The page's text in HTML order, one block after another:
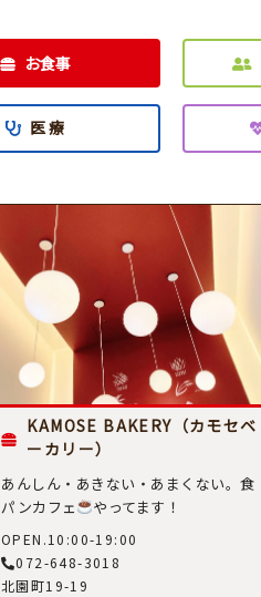
お食事
医 療
KAMOSE BAKERY（カモセベ
ーカリー）
あんしん・あきない・あまくない。食
パンカフェ
やってます！
OPEN.10:00-19:00
072-648-3018
北園町19-19